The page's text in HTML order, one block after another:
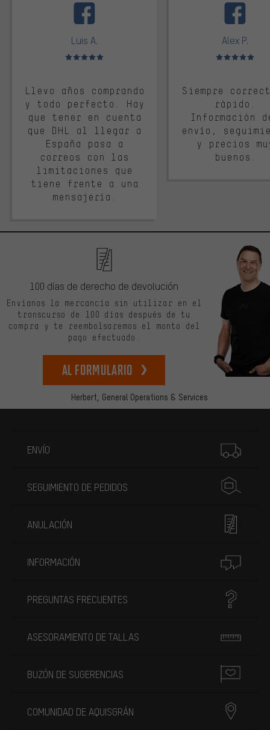
Luis A.
Valoración media: 5 de 5
Llevo años comprando
y todo perfecto. Hay
que tener en cuenta
que DHL al llegar a
España pasa a
correos con las
limitaciones que
tiene frente a una
mensajería.
Alex P.
Valoración
Siempre
rápido.
Información
envío,
y precios
buenos.
Herbert, General Operations & Services
100 días de derecho de devolución
Envíanos la mercancía sin utilizar en el
transcurso de 100 días después de tu
compra y te reembolsaremos el monto del
pago efectuado.
Al formulario
ENVÍO
SEGUIMIENTO DE PEDIDOS
ANULACIÓN
INFORMACIÓN
PREGUNTAS FRECUENTES
ASESORAMIENTO DE TALLAS
BUZÓN DE SUGERENCIAS
COMUNIDAD DE AQUISGRÁN